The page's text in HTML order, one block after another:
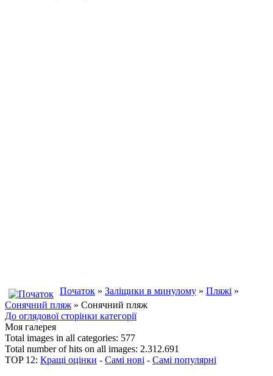
Початок » Заліщики в минулому » Пляжі »
Сонячний пляж » Сонячний пляж
До оглядової сторінки категорії
Моя галерея
Total images in all categories: 577
Total number of hits on all images: 2.312.691
TOP 12: Кращі оцінки - Самі нові - Самі популярні